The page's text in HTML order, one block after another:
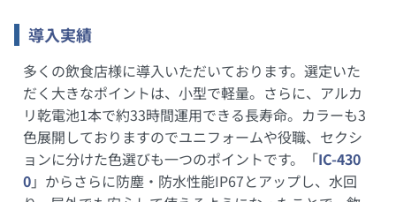
導入実績
多くの飲食店様に導入いただいております。選定いた
だく大きなポイントは、小型で軽量。さらに、アルカ
リ乾電池1本で約33時間運用できる長寿命。カラーも3
色展開しておりますのでユニフォームや役職、セクシ
ョンに分けた色選びも一つのポイントです。「IC-430
0」からさらに防塵・防水性能IP67とアップし、水回